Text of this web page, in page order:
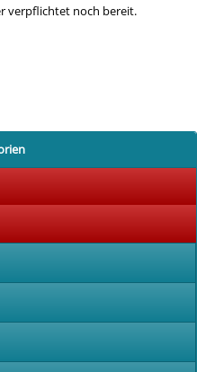
verpflichtet noch bereit.